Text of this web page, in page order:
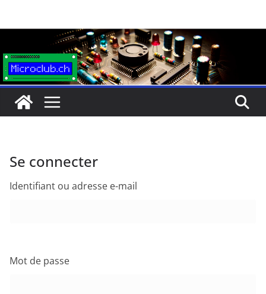
Se connecter
Identifiant ou adresse e-mail
Mot de passe